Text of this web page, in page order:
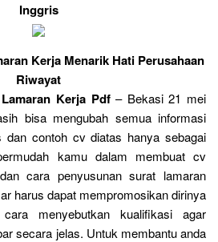
Inggris
Kerja Menarik Hati Perusahaan
Riwayat
Kerja Pdf– Bekasi 21 mei
bisa mengubah semua informasi
dan contoh cv diatas hanya sebagai
kamu dalam membuat cv
cara penyusunan surat lamaran
harus dapat mempromosikan dirinya
menyebutkan kualifikasi agar
secara jelas. Untuk membantu anda